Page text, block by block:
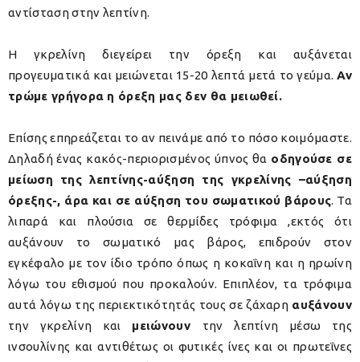
αντίσταση στην λεπτίνη.
Ηγκρελίνη διεγείρει την όρεξη και αυξάνεται
προγευματικά και μειώνεται 15-20 λεπτά μετά το γεύμα.Αν
τρώμε γρήγορα η όρεξη μας δεν θα μειωθεί.
Επίσης επηρεάζεται το αν πεινάμε από το πόσο κοιμόμαστε.
Δηλαδή ένας κακός-περιορισμένος ύπνος θα οδηγούσε σε
μείωση της λεπτίνης-αύξηση της γκρελίνης –αύξηση
όρεξης-, άρα και σε αύξηση του σωματικού βάρους. Τα
λιπαρά και πλούσια σε θερμίδες τρόφιμα ,εκτός ότι
αυξάνουν το σωματικό μας βάρος, επιδρούν στον
εγκέφαλο με τον ίδιο τρόπο όπως η κοκαΐνη και η ηρωίνη
λόγω του εθισμού που προκαλούν. Επιπλέον, τα τρόφιμα
αυτά λόγω της περιεκτικότητάς τους σε ζάχαρη αυξάνουν
την γκρελίνη και μειώνουν την λεπτίνη μέσω της
ινσουλίνης και αντιθέτως οι φυτικές ίνες και οι πρωτεΐνες